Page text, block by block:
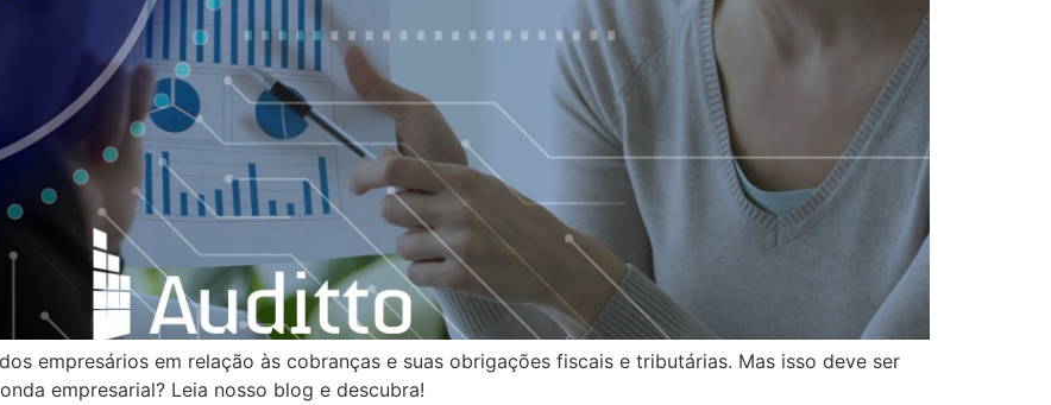
empresários em relação às cobranças e suas obrigações fiscais e tributárias. Mas isso deve ser
empresarial? Leia nosso blog e descubra!